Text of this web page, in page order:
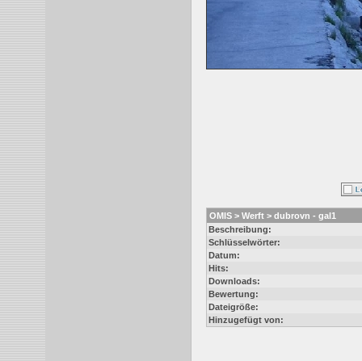
OMIS > Werft > dubrovn - gal1
Beschreibung:
Schlüsselwörter:
Datum:
Hits:
Downloads:
Bewertung:
Dateigröße:
Hinzugefügt von: